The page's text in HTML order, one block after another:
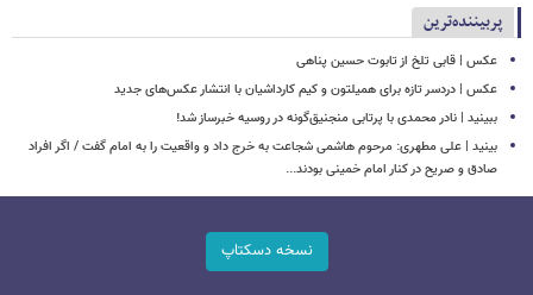
پربیننده‌ترین
عکس | قابی تلخ از تابوت حسین پناهی
عکس | دردسر تازه برای همیلتون و کیم کارداشیان با انتشار عکس‌های جدید
ببینید | نادر محمدی با پرتابی منجنیق‌گونه در روسیه خبرساز شد!
بینید | علی مطهری: مرحوم هاشمی شجاعت به خرج داد و واقعیت را به امام گفت / اگر افراد
صادق و صریح در کنار امام خمینی بودند...
نسخه دسکتاپ